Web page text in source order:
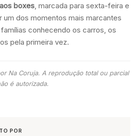
boxes, marcada para sexta-feira e
um dos momentos mais marcantes
conhecendo os carros, os
pela primeira vez.
Na Coruja. A reprodução total ou parcial
é autorizada.
POR